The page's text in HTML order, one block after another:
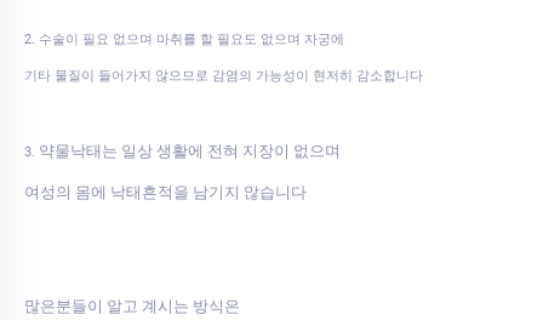
2. 수술이 필요 없으며 마취를 할 필요도 없으며 자궁에
기타 물질이 들어가지 않으므로 감염의 가능성이 현저히 감소합니다
3. 약물낙태는 일상 생활에 전혀 지장이 없으며
여성의 몸에 낙태흔적을 남기지 않습니다
많은분들이 알고 계시는 방식은